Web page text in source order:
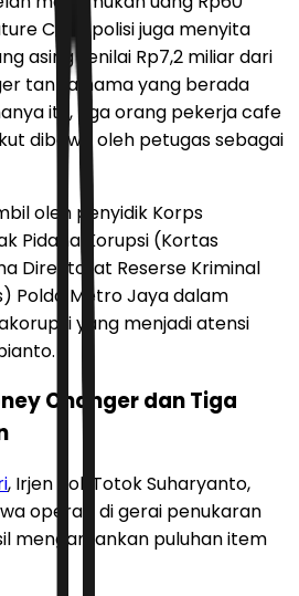
Cafe, polisi juga menyita
asing senilai Rp7,2 miliar dari
tanpa nama yang berada
itu, tiga orang pekerja cafe
dibawa oleh petugas sebagai
oleh penyidik Korps
Pidana Korupsi (Kortas
Direktorat Reserse Kriminal
Polda Metro Jaya dalam
yang menjadi atensi
Changer dan Tiga
, Irjen Pol. Totok Suharyanto,
operasi di gerai penukaran
mengamankan puluhan item